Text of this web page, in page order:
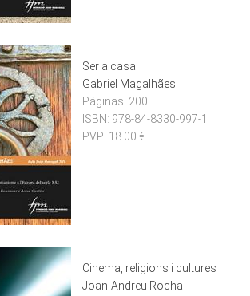
Ser a casa
Gabriel Magalhães
Páginas: 200
ISBN: 978-84-8330-997-1
PVP: 18.00 €
Cinema, religions i cultures
Joan-Andreu Rocha